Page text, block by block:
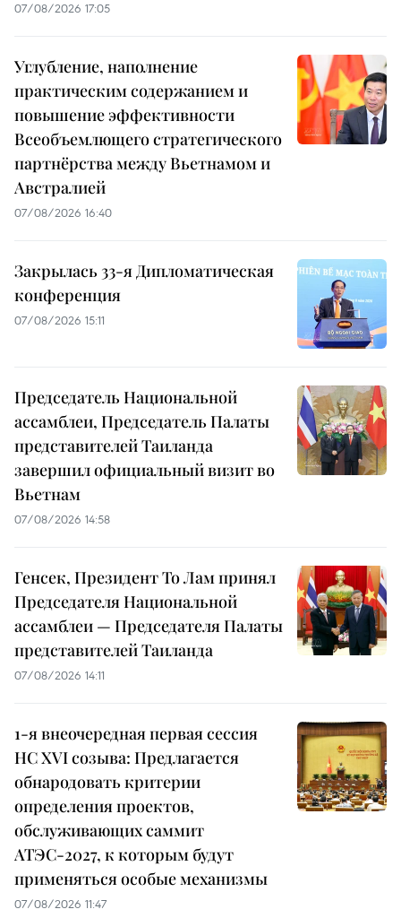
07/08/2026 17:05
Углубление, наполнение
практическим содержанием и
повышение эффективности
Всеобъемлющего стратегического
партнёрства между Вьетнамом и
Австралией
07/08/2026 16:40
Закрылась 33-я Дипломатическая
конференция
07/08/2026 15:11
Председатель Национальной
ассамблеи, Председатель Палаты
представителей Таиланда
завершил официальный визит во
Вьетнам
07/08/2026 14:58
Генсек, Президент То Лам принял
Председателя Национальной
ассамблеи — Председателя Палаты
представителей Таиланда
07/08/2026 14:11
1-я внеочередная первая сессия
НС XVI созыва: Предлагается
обнародовать критерии
определения проектов,
обслуживающих саммит
АТЭС-2027, к которым будут
применяться особые механизмы
07/08/2026 11:47